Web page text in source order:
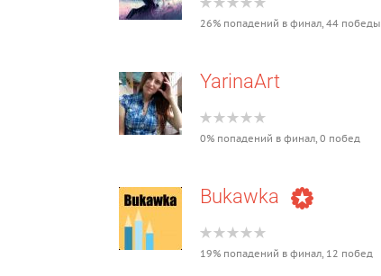
26% попадений в финал, 44 победы
YarinaArt
0% попадений в финал, 0 побед
Bukawka
19% попадений в финал, 12 побед